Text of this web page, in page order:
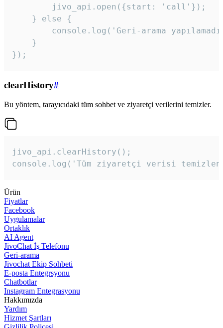
        jivo_api.open({start: 'call'});
    } else {
console.log('Geri-arama
    }
});
clearHistory#
Bu yöntem, tarayıcıdaki tüm sohbet ve ziyaretçi verilerini temizler.
jivo_api.clearHistory();
console.log('Tüm ziyaretçi verisi
Ürün
Fiyatlar
Facebook
Uygulamalar
Ortaklık
AI Agent
JivoChat İş Telefonu
Geri-arama
Jivochat Ekip Sohbeti
E-posta Entegrsyonu
Chatbotlar
Instagram Entegrasyonu
Hakkımızda
Yardım
Hizmet Şartları